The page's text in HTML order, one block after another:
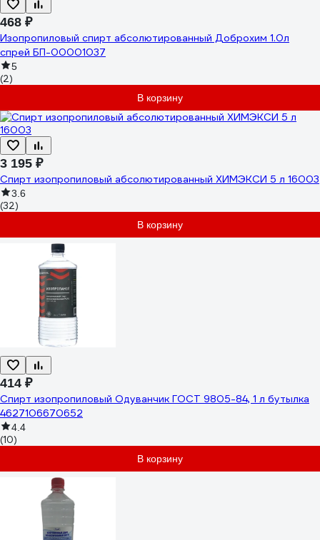
468 ₽
Изопропиловый спирт абсолютированный Доброхим 1.0л
спрей БП-00001037
5
(2)
В корзину
3 195 ₽
Спирт изопропиловый абсолютированный ХИМЭКСИ 5 л 16003
3.6
(32)
В корзину
414 ₽
Спирт изопропиловый Одуванчик ГОСТ 9805-84, 1 л бутылка
4627106670652
4.4
(10)
В корзину